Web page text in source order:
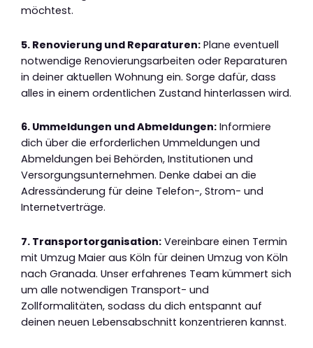
möchtest.
5. Renovierung und Reparaturen: Plane eventuell
notwendige Renovierungsarbeiten oder Reparaturen
in deiner aktuellen Wohnung ein. Sorge dafür, dass
alles in einem ordentlichen Zustand hinterlassen wird.
6. Ummeldungen und Abmeldungen: Informiere
dich über die erforderlichen Ummeldungen und
Abmeldungen bei Behörden, Institutionen und
Versorgungsunternehmen. Denke dabei an die
Adressänderung für deine Telefon-, Strom- und
Internetverträge.
7. Transportorganisation: Vereinbare einen Termin
mit Umzug Maier aus Köln für deinen Umzug von Köln
nach Granada. Unser erfahrenes Team kümmert sich
um alle notwendigen Transport- und
Zollformalitäten, sodass du dich entspannt auf
deinen neuen Lebensabschnitt konzentrieren kannst.